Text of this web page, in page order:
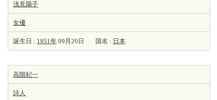
浅見陽子
女優
誕生日 : 1951年 09月20日 国名 : 日本
高階杞一
詩人